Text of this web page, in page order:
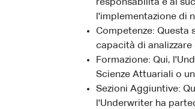
responsabilità e ai
l'implementazione di
Competenze: Questa
capacità di
Formazione: Qui,
Scienze Attuariali o
Sezioni Aggiuntive:
l'Underwriter ha